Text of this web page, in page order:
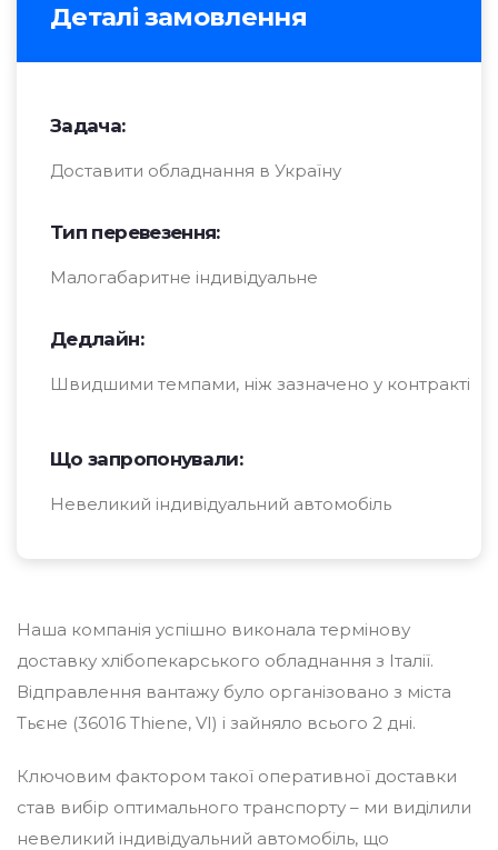
Деталі замовлення
Задача:
Доставити обладнання в Україну
Тип перевезення:
Малогабаритне індивідуальне
Дедлайн:
Швидшими темпами, ніж зазначено у контракті
Що запропонували:
Невеликий індивідуальний автомобіль
Наша компанія успішно виконала термінову
доставку хлібопекарського обладнання з Італії.
Відправлення вантажу було організовано з міста
Тьєне (36016 Thiene, VI) і зайняло всього 2 дні.
Ключовим фактором такої оперативної доставки
став вибір оптимального транспорту – ми виділили
невеликий індивідуальний автомобіль, що